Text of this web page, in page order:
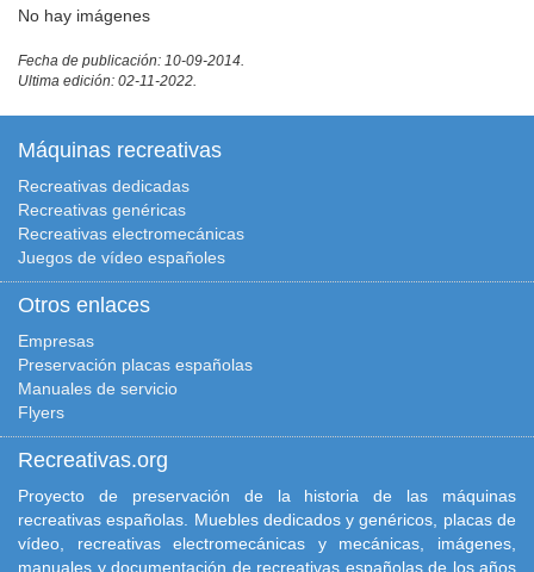
No hay imágenes
Fecha de publicación: 10-09-2014.
Ultima edición: 02-11-2022.
Máquinas recreativas
Recreativas dedicadas
Recreativas genéricas
Recreativas electromecánicas
Juegos de vídeo españoles
Otros enlaces
Empresas
Preservación placas españolas
Manuales de servicio
Flyers
Recreativas.org
Proyecto de preservación de la historia de las máquinas
recreativas españolas. Muebles dedicados y genéricos, placas de
vídeo, recreativas electromecánicas y mecánicas, imágenes,
manuales y documentación de recreativas españolas de los años